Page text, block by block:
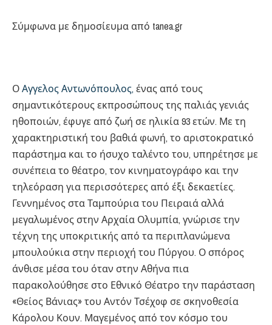
Σύμφωνα με δημοσίευμα από tanea.gr
ΟΑγγελος Αντωνόπουλος, ένας από τους
σημαντικότερους εκπροσώπους της παλιάς γενιάς
ηθοποιών, έφυγε από ζωή σε ηλικία 93 ετών. Με τη
χαρακτηριστική του βαθιά φωνή, το αριστοκρατικό
παράστημα και το ήσυχο ταλέντο του, υπηρέτησε με
συνέπεια το θέατρο, τον κινηματογράφο και την
τηλεόραση για περισσότερες από έξι δεκαετίες.
Γεννημένος στα Ταμπούρια του Πειραιά αλλά
μεγαλωμένος στην Αρχαία Ολυμπία, γνώρισε την
τέχνη της υποκριτικής από τα περιπλανώμενα
μπουλούκια στην περιοχή του Πύργου. Ο σπόρος
άνθισε μέσα του όταν στην Αθήνα πια
παρακολούθησε στο Εθνικό Θέατρο την παράσταση
«Θείος Βάνιας» του Αντόν Τσέχoφ σε σκηνοθεσία
Κάρολου Κουν. Μαγεμένος από τον κόσμο του